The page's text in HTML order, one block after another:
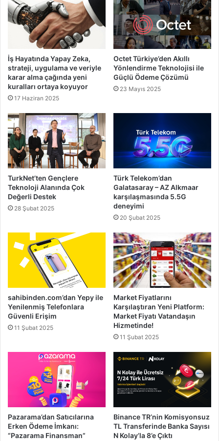
İş Hayatında Yapay Zeka,
strateji, uygulama ve veriyle
karar alma çağında yeni
kuralları ortaya koyuyor
17 Haziran 2025
Octet Türkiye’den Akıllı
Yönlendirme Teknolojisi ile
Güçlü Ödeme Çözümü
23 Mayıs 2025
TurkNet’ten Gençlere
Teknoloji Alanında Çok
Değerli Destek
28 Şubat 2025
Türk Telekom’dan
Galatasaray – AZ Alkmaar
karşılaşmasında 5.5G
deneyimi
20 Şubat 2025
sahibinden.com’dan Yepy ile
Yenilenmiş Telefonlara
Güvenli Erişim
11 Şubat 2025
Market Fiyatlarını
Karşılaştıran Yeni Platform:
Market Fiyatı Vatandaşın
Hizmetinde!
11 Şubat 2025
Pazarama’dan Satıcılarına
Erken Ödeme İmkanı:
“Pazarama Finansman”
Binance TR’nin Komisyonsuz
TL Transferinde Banka Sayısı
N Kolay’la 8’e Çıktı